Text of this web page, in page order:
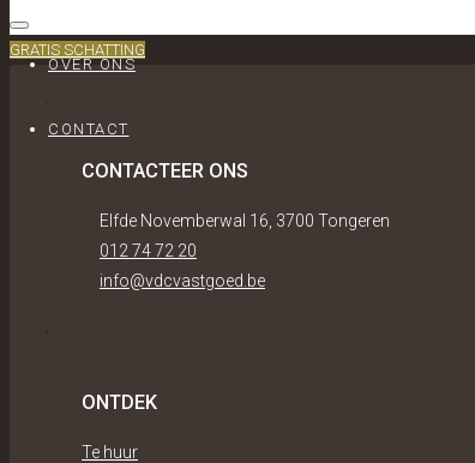
OVER ONS
CONTACT
GRATIS SCHATTING
CONTACTEER ONS
Elfde Novemberwal 16, 3700 Tongeren
012 74 72 20
info@vdcvastgoed.be
ONTDEK
Te huur